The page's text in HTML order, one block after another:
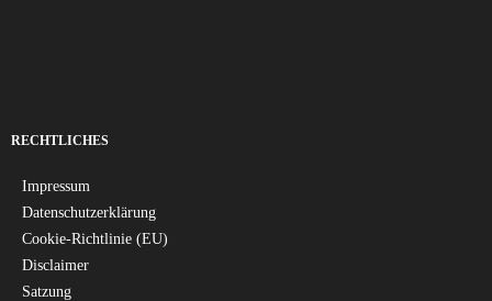
RECHTLICHES
Impressum
Datenschutzerklärung
Cookie-Richtlinie (EU)
Disclaimer
Satzung